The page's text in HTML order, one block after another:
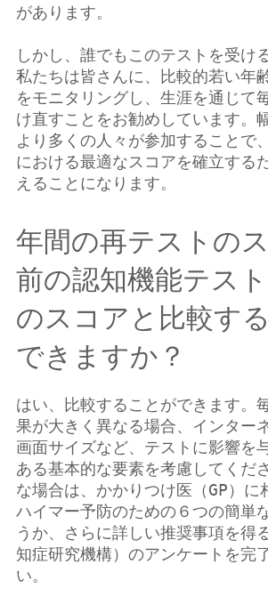
があります。
しかし、誰でもこのテストを受け
私たちは皆さんに、比較的若い年
をモニタリングし、生涯を通じて
け直すことをお勧めしています。
より多くの人々が参加することで
における最適なスコアを確立する
えることになります。
年間の再テストの
前の認知機能テスト
のスコアと比較す
できますか？
はい、比較することができます。
果が大きく異なる場合、インター
画面サイズなど、テストに影響を
ある基本的な要素を考慮してくだ
な場合は、かかりつけ医（GP）に
ハイマー予防のための６つの簡単
うか、さらに詳しい推奨事項を得
知症研究機構）のアンケートを完
い。